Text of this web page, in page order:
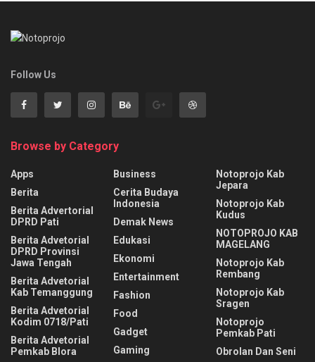
Follow Us
Browse by Category
Apps
Berita
Berita Advertorial
DPRD Pati
Berita Advetorial
DPRD Provinsi
Jawa Tengah
Berita Advetorial
Kab Temanggung
Berita Advetorial
Kodim 0718/Pati
Berita Advetorial
Pemkab Blora
Business
Cerita Budaya
Indonesia
Demak News
Edukasi
Ekonomi
Entertainment
Fashion
Food
Gadget
Gaming
Notoprojo Kab
Jepara
Notoprojo Kab
Kudus
NOTOPROJO KAB
MAGELANG
Notoprojo Kab
Rembang
Notoprojo Kab
Sragen
Notoprojo
Pemkab Pati
Obrolan Dan Seni